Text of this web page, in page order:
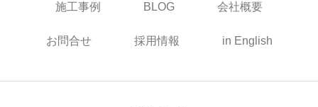
施工事例 BLOG 会社概要
お問合せ 採用情報 in English